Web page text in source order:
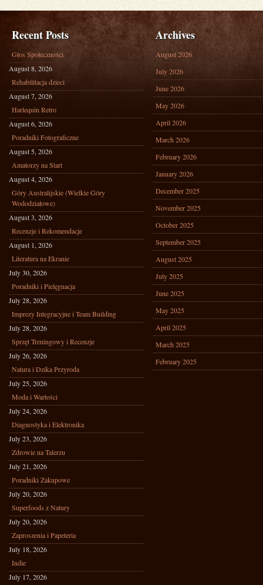
Recent Posts
Głos Społeczności
August 8, 2026
Rehabilitacja dzieci
August 7, 2026
Harlequin Retro
August 6, 2026
Poradniki Fotograficzne
August 5, 2026
Amatorzy na Start
August 4, 2026
Góry Australijskie (Wielkie Góry
Wododziałowe)
August 3, 2026
Recenzje i Rekomendacje
August 1, 2026
Literatura na Ekranie
July 30, 2026
Poradniki i Pielęgnacja
July 28, 2026
Imprezy Integracyjne i Team Building
July 28, 2026
Sprzęt Treningowy i Recenzje
July 26, 2026
Natura i Dzika Przyroda
July 25, 2026
Moda i Wartości
July 24, 2026
Diagnostyka i Elektronika
July 23, 2026
Zdrowie na Talerzu
July 21, 2026
Poradniki Zakupowe
July 20, 2026
Superfoods z Natury
July 20, 2026
Zaproszenia i Papeteria
July 18, 2026
Indie
July 17, 2026
Archives
August 2026
July 2026
June 2026
May 2026
April 2026
March 2026
February 2026
January 2026
December 2025
November 2025
October 2025
September 2025
August 2025
July 2025
June 2025
May 2025
April 2025
March 2025
February 2025